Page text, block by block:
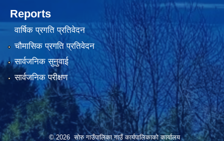
Reports
वार्षिक प्रगति प्रतिवेदन
चौमासिक प्रगति प्रतिवेदन
सार्वजनिक सुनुवाई
सार्वजनिक परीक्षण
© 2026 सोरु गाउँपालिका गाउँ कार्यपालिकाको कार्यालय